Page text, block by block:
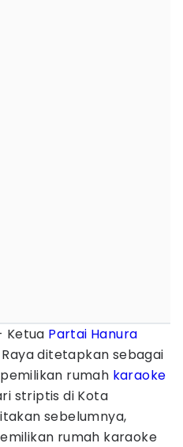
Ketua Partai Hanura
ditetapkan sebagai
rumah karaoke
striptis di Kota
sebelumnya,
rumah karaoke